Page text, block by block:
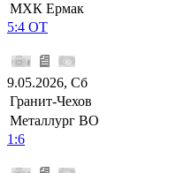
МХК Ермак
5:4 ОТ
9.05.2026, Сб
Гранит-Чехов
Металлург ВО
1:6